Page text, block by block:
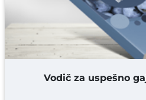
DODAJ
Vodič za uspešno